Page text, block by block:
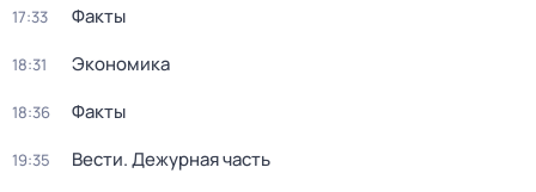
17:33 Факты
18:31 Экономика
18:36 Факты
19:35 Вести. Дежурная часть